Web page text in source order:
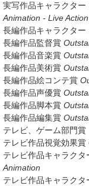
実写作品キャラクタ
Animation - Live Action
長編作品キャラクター
長編作品監督賞
長編作品音楽賞
長編作品美術賞
長編作品絵コンテ賞
長編作品声優賞
長編作品脚本賞
長編作品編集賞
テレビ、ゲーム部門賞
テレビ作品視覚効果賞
テレビ作品キャラク
Animation
テレビ作品キャラク